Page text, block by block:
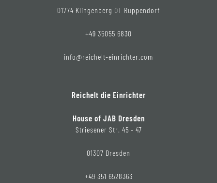
01774 Klingenberg OT Ruppendorf
+49 35055 6830
info@reichelt-einrichter.com
Reichelt die Einrichter
House of JAB Dresden
Striesener Str. 45 - 47
01307 Dresden
+49 351 6528363